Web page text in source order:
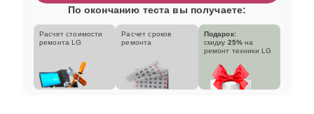
По окончанию теста вы получаете:
Расчет стоимости
ремонта LG
Расчет сроков
ремонта
Подарок:
скидку 25% на
ремонт техники LG